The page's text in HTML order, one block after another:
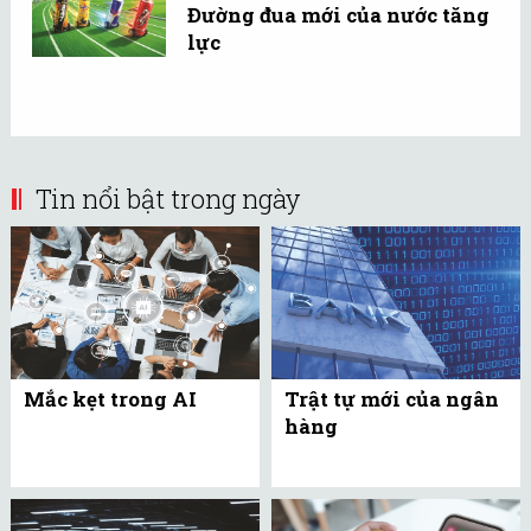
Đường đua mới của nước tăng
lực
Tin nổi bật trong ngày
Mắc kẹt trong AI
Trật tự mới của ngân
hàng